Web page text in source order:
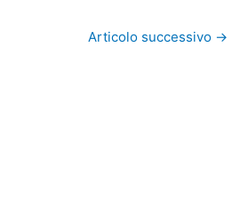
Articolo successivo →